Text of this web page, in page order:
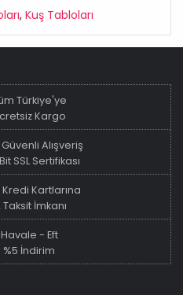
, Kuş Tabloları
Türkiye'ye
Kargo
Güvenli Alışveriş
SSL Sertifikası
Kartlarına
Taksit İmkanı
Havale - Eft
%5 İndirim